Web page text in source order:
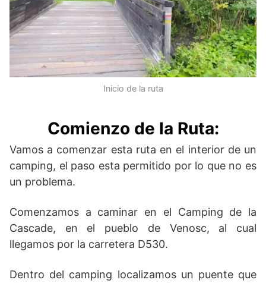
Inicio de la ruta
Comienzo de la Ruta:
Vamos a comenzar esta ruta en el interior de un
camping, el paso esta permitido por lo que no es
un problema.
Comenzamos a caminar en el Camping de la
Cascade, en el pueblo de Venosc, al cual
llegamos por la carretera D530.
Dentro del camping localizamos un puente que